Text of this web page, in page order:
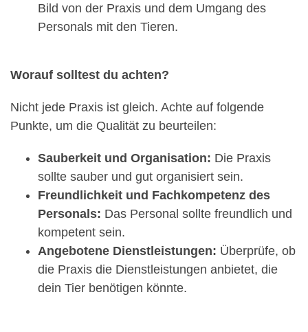
Bild von der Praxis und dem Umgang des
Personals mit den Tieren.
Worauf solltest du achten?
Nicht jede Praxis ist gleich. Achte auf folgende
Punkte, um die Qualität zu beurteilen:
Sauberkeit und Organisation: Die Praxis
sollte sauber und gut organisiert sein.
Freundlichkeit und Fachkompetenz des
Personals: Das Personal sollte freundlich und
kompetent sein.
Angebotene Dienstleistungen: Überprüfe, ob
die Praxis die Dienstleistungen anbietet, die
dein Tier benötigen könnte.